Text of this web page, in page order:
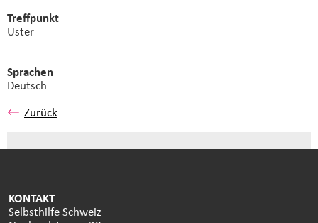
Treffpunkt
Uster
Sprachen
Deutsch
Zurück
KONTAKT
Selbsthilfe Schweiz